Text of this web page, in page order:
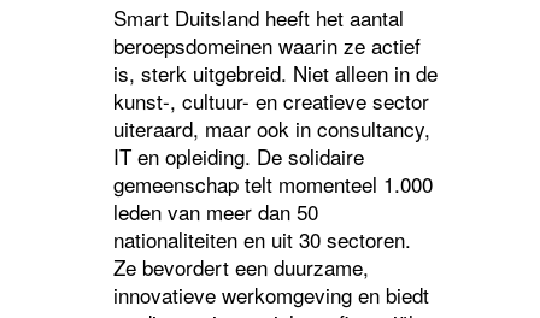
Smart Duitsland heeft het aantal
beroepsdomeinen waarin ze actief
is, sterk uitgebreid. Niet alleen in de
kunst-, cultuur- en creatieve sector
uiteraard, maar ook in consultancy,
IT en opleiding. De solidaire
gemeenschap telt momenteel 1.000
leden van meer dan 50
nationaliteiten en uit 30 sectoren.
Ze bevordert een duurzame,
innovatieve werkomgeving en biedt